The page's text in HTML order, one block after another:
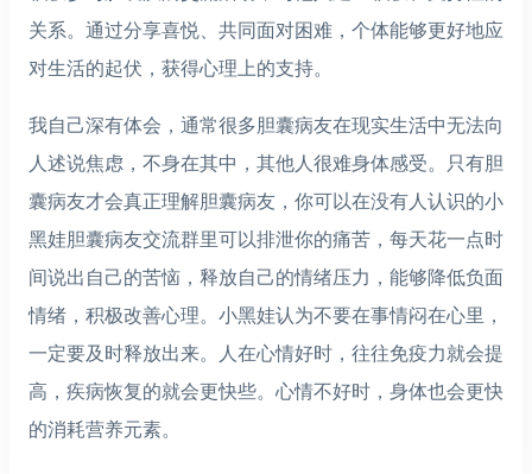
关系。通过分享喜悦、共同面对困难，个体能够更好地应
对生活的起伏，获得心理上的支持。
我自己深有体会，通常很多胆囊病友在现实生活中无法向
人述说焦虑，不身在其中，其他人很难身体感受。只有胆
囊病友才会真正理解胆囊病友，你可以在没有人认识的小
黑娃胆囊病友交流群里可以排泄你的痛苦，每天花一点时
间说出自己的苦恼，释放自己的情绪压力，能够降低负面
情绪，积极改善心理。小黑娃认为不要在事情闷在心里，
一定要及时释放出来。人在心情好时，往往免疫力就会提
高，疾病恢复的就会更快些。心情不好时，身体也会更快
的消耗营养元素。